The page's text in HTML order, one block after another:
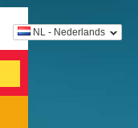
NL - Nederlands